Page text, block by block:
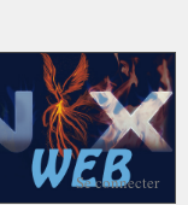
Se connecter